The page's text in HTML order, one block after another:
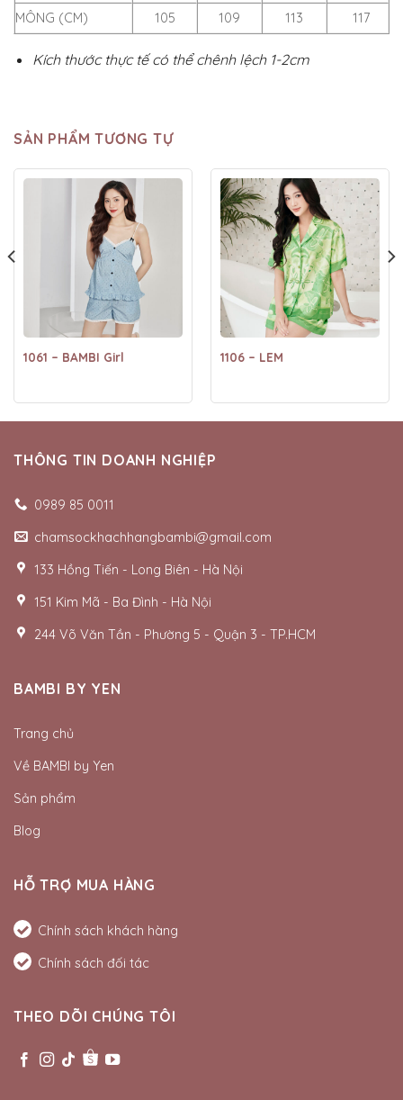
MÔNG (CM)
105 109 113 117
Kích thước thực tế có thể chênh lệch 1-2cm
SẢN PHẨM TƯƠNG TỰ
1061 – BAMBI Girl 1106 – LEM
THÔNG TIN DOANH NGHIỆP
0989 85 0011
chamsockhachhangbambi@gmail.com
133 Hồng Tiến - Long Biên - Hà Nội
151 Kim Mã - Ba Đình - Hà Nội
244 Võ Văn Tần - Phường 5 - Quận 3 - TP.HCM
BAMBI BY YEN
Trang chủ
Về BAMBI by Yen
Sản phẩm
Blog
HỖ TRỢ MUA HÀNG
Chính sách khách hàng
Chính sách đối tác
THEO DÕI CHÚNG TÔI